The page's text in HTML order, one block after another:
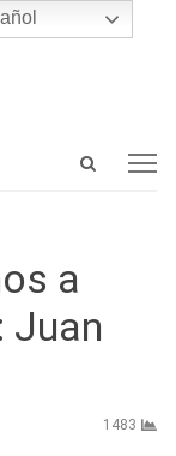
Open
a
Juan
1483